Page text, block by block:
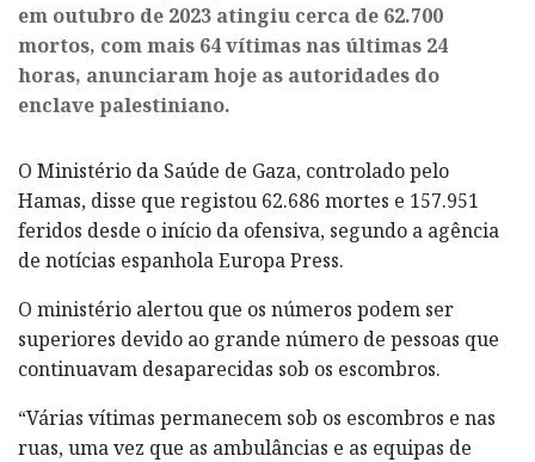
em outubro de 2023 atingiu cerca de 62.700
mortos, com mais 64 vítimas nas últimas 24
horas, anunciaram hoje as autoridades do
enclave palestiniano.
O Ministério da Saúde de Gaza, controlado pelo
Hamas, disse que registou 62.686 mortes e 157.951
feridos desde o início da ofensiva, segundo a agência
de notícias espanhola Europa Press.
O ministério alertou que os números podem ser
superiores devido ao grande número de pessoas que
continuavam desaparecidas sob os escombros.
“Várias vítimas permanecem sob os escombros e nas
ruas, uma vez que as ambulâncias e as equipas de